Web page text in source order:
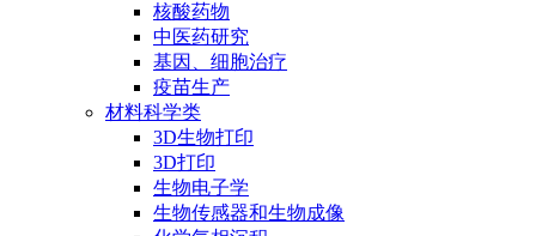
核酸药物
中医药研究
基因、细胞治疗
疫苗生产
材料科学类
3D生物打印
3D打印
生物电子学
生物传感器和生物成像